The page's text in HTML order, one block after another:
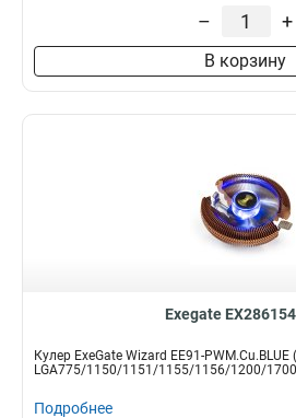
– +
В корзину
Exegate
Кулер ExeGate Wizard EE91-PWM.Cu.BLUE
LGA775/1150/1151/1155/1156/1200/
Подробнее